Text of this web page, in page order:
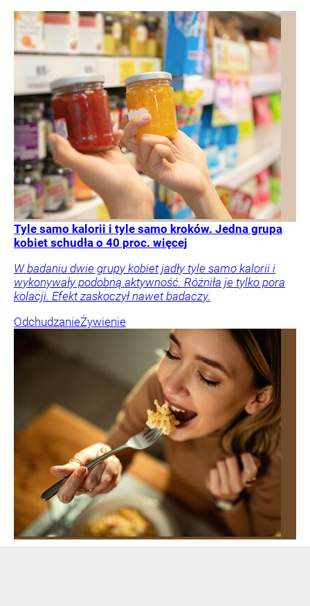
Tyle samo kalorii i tyle samo kroków. Jedna grupa
kobiet schudła o 40 proc. więcej
W badaniu dwie grupy kobiet jadły tyle samo kalorii i
wykonywały podobną aktywność. Różniła je tylko pora
kolacji. Efekt zaskoczył nawet badaczy.
OdchudzanieŻywienie